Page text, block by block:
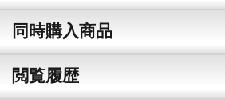
同時購入商品
閲覧履歴